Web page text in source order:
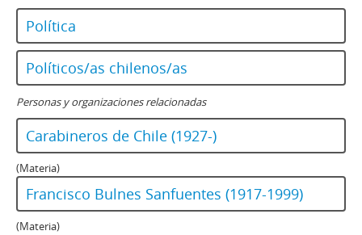
Política
Políticos/as chilenos/as
Personas y organizaciones relacionadas
Carabineros de Chile (1927-)
(Materia)
Francisco Bulnes Sanfuentes (1917-1999)
(Materia)